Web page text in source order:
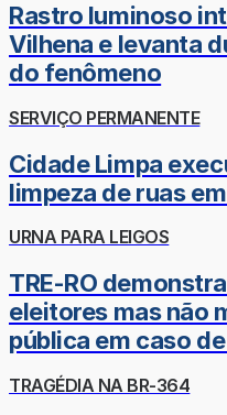
Rastro luminoso
Vilhena e levanta
do fenômeno
SERVIÇO PERMANENTE
Cidade Limpa
limpeza de ruas
URNA PARA LEIGOS
TRE-RO
eleitores mas não
pública em caso
TRAGÉDIA NA BR-364